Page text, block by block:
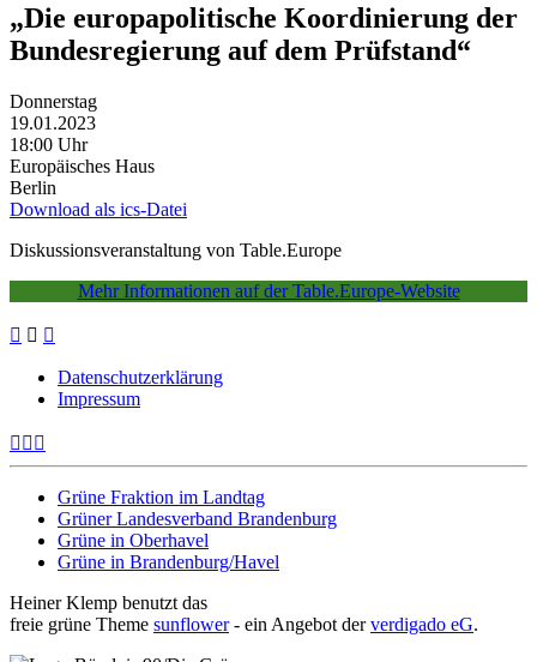
„Die europapolitische Koordinierung der
Bundesregierung auf dem Prüfstand“
Donnerstag
19.01.2023
18:00 Uhr
Europäisches Haus
Berlin
Download als ics-Datei
Diskussionsveranstaltung von Table.Europe
Mehr Informationen auf der Table.Europe-Website
Datenschutzerklärung
Impressum
Grüne Fraktion im Landtag
Grüner Landesverband Brandenburg
Grüne in Oberhavel
Grüne in Brandenburg/Havel
Heiner Klemp benutzt das
freie grüne Theme sunflower‐ ein Angebot derverdigado eG.